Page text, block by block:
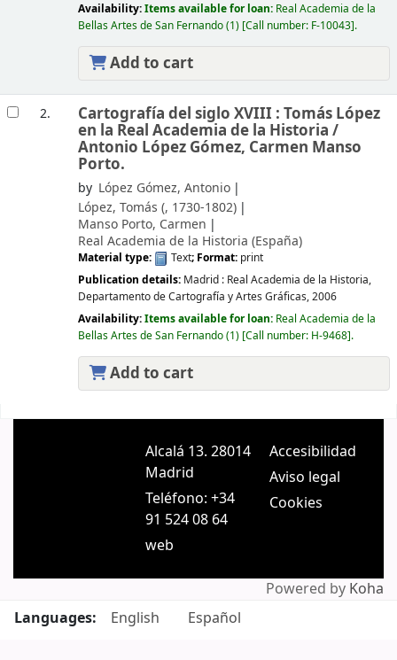
Availability:Items available for loan: Real Academia de la
Bellas Artes de San Fernando(1) Call number: F-10043 .
Add to cart
2. Cartografía del siglo XVIII : Tomás López
en la Real Academia de la Historia /
Antonio López Gómez, Carmen Manso
Porto.
by López Gómez, Antonio
López, Tomás (, 1730-1802)
Manso Porto, Carmen
Real Academia de la Historia (España)
Material type: Text; Format: print
Publication details: Madrid : Real Academia de la Historia,
Departamento de Cartografía y Artes Gráficas,2006
Availability:Items available for loan: Real Academia de la
Bellas Artes de San Fernando(1) Call number: H-9468 .
Add to cart
Alcalá 13. 28014
Madrid
Teléfono: +34
91 524 08 64
web
Accesibilidad
Aviso legal
Cookies
Powered by Koha
Languages:
English Español